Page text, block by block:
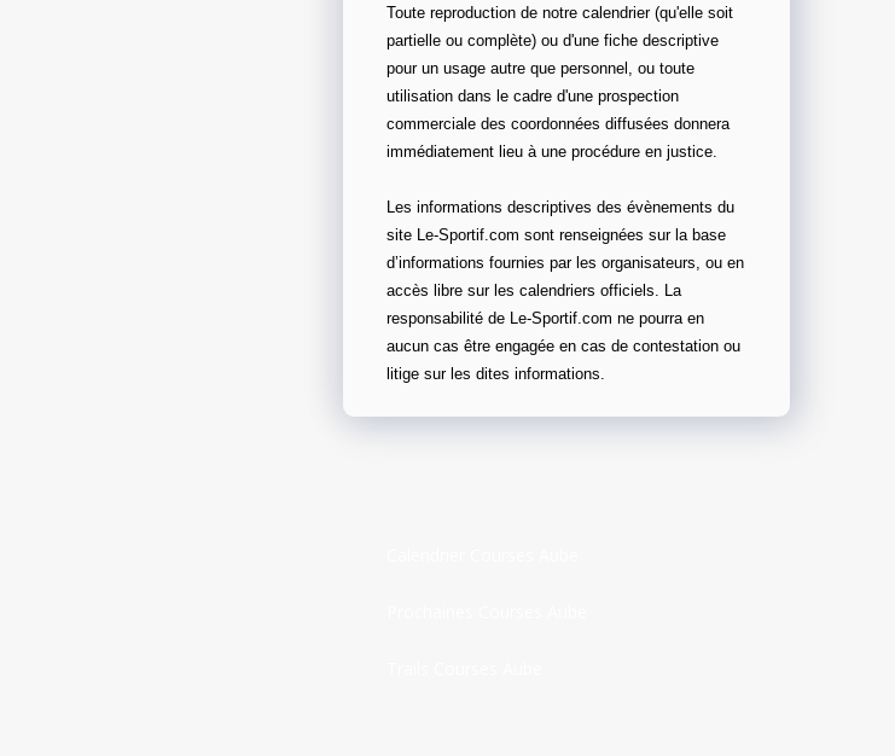
Toute reproduction de notre calendrier (qu'elle soit
partielle ou complète) ou d'une fiche descriptive
pour un usage autre que personnel, ou toute
utilisation dans le cadre d'une prospection
commerciale des coordonnées diffusées donnera
immédiatement lieu à une procédure en justice.
Les informations descriptives des évènements du
site Le-Sportif.com sont renseignées sur la base
d’informations fournies par les organisateurs, ou en
accès libre sur les calendriers officiels. La
responsabilité de Le-Sportif.com ne pourra en
aucun cas être engagée en cas de contestation ou
litige sur les dites informations.